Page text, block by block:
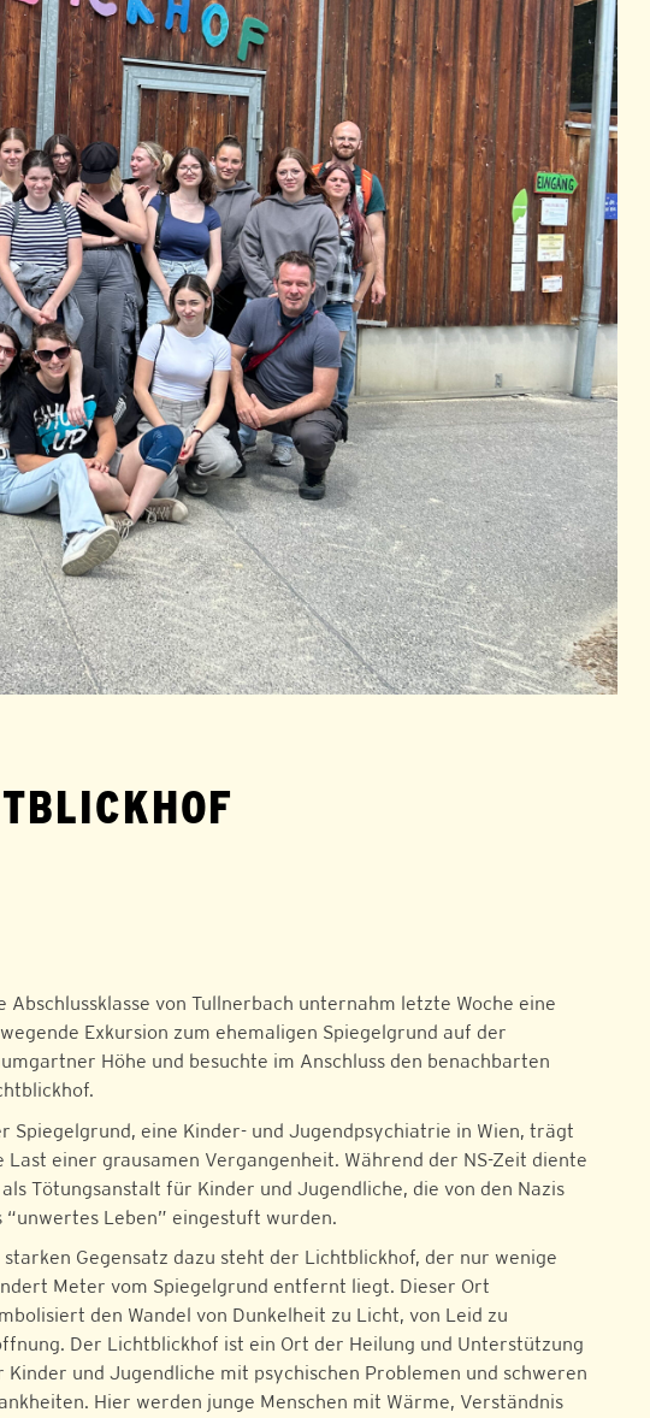
Abschlussklasse von Tullnerbach unternahm letzte Woche eine
Exkursion zum ehemaligen Spiegelgrund auf der
Höhe und besuchte im Anschluss den benachbarten
Spiegelgrund, eine Kinder- und Jugendpsychiatrie in Wien, trägt
Last einer grausamen Vergangenheit. Während der NS-Zeit diente
Tötungsanstalt für Kinder und Jugendliche, die von den Nazis
“unwertes Leben” eingestuft wurden.
starken Gegensatz dazu steht der Lichtblickhof, der nur wenige
Meter vom Spiegelgrund entfernt liegt. Dieser Ort
den Wandel von Dunkelheit zu Licht, von Leid zu
Der Lichtblickhof ist ein Ort der Heilung und Unterstützung
Kinder und Jugendliche mit psychischen Problemen und schweren
Hier werden junge Menschen mit Wärme, Verständnis